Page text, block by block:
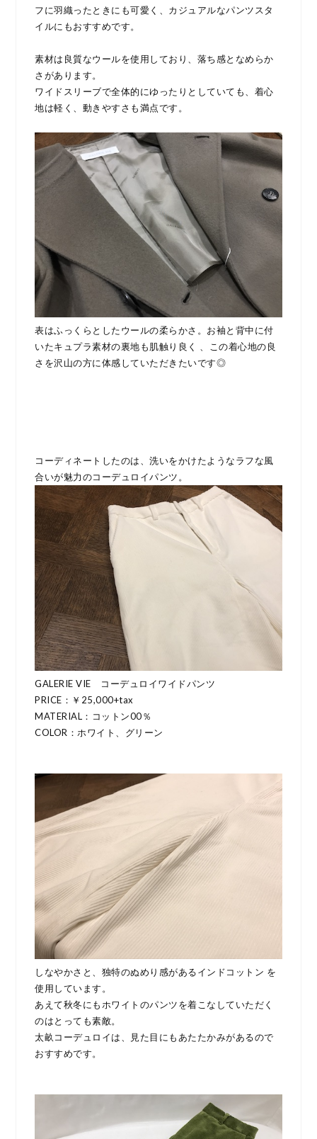
フに羽織ったときにも可愛く、カジュアルなパンツスタ
イルにもおすすめです。
素材は良質なウールを使用しており、落ち感となめらか
さがあります。
ワイドスリーブで全体的にゆったりとしていても、着心
地は軽く、動きやすさも満点です。
表はふっくらとしたウールの柔らかさ。お袖と背中に付
いたキュプラ素材の裏地も肌触り良く 、この着心地の良
さを沢山の方に体感していただきたいです◎
コーディネートしたのは、洗いをかけたようなラフな風
合いが魅力のコーデュロイパンツ。
GALERIE VIE コーデュロイワイドパンツ
PRICE：￥25,000+tax
MATERIAL：コットン00％
COLOR：ホワイト、グリーン
しなやかさと、独特のぬめり感があるインドコットン を
使用しています。
あえて秋冬にもホワイトのパンツを着こなしていただく
のはとっても素敵。
太畝コーデュロイは、見た目にもあたたかみがあるので
おすすめです。